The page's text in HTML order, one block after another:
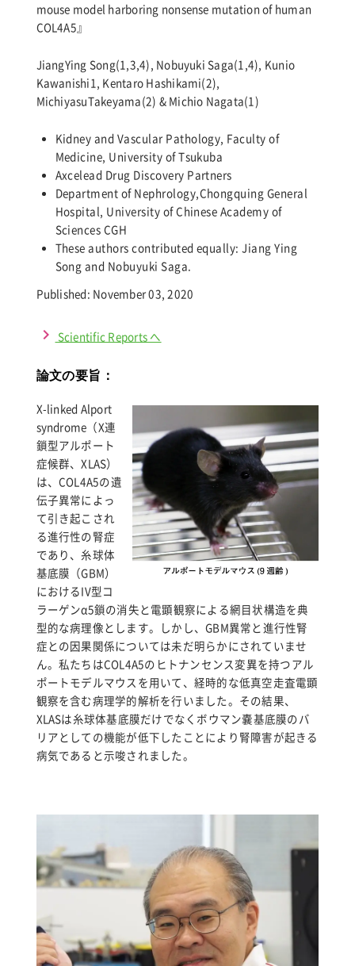
mouse model harboring nonsense mutation of human
COL4A5』
JiangYing Song(1,3,4), Nobuyuki Saga(1,4), Kunio
Kawanishi1, Kentaro Hashikami(2),
MichiyasuTakeyama(2) & Michio Nagata(1)
Kidney and Vascular Pathology, Faculty of
Medicine, University of Tsukuba
Axcelead Drug Discovery Partners
Department of Nephrology,Chongquing General
Hospital, University of Chinese Academy of
Sciences CGH
These authors contributed equally: Jiang Ying
Song and Nobuyuki Saga.
Published: November 03, 2020
navigate_next Scientific Reports へ
論文の要旨：
X-linked Alport
syndrome（X連
鎖型アルポート
症候群、XLAS）
は、COL4A5の遺
伝子異常によっ
て引き起こされ
る進行性の腎症
であり、糸球体
基底膜（GBM）
におけるIV型コ
ラーゲンα5鎖の消失と電顕観察による網目状構造を典
型的な病理像とします。しかし、GBM異常と進行性腎
症との因果関係については未だ明らかにされていませ
ん。私たちはCOL4A5のヒトナンセンス変異を持つアル
ポートモデルマウスを用いて、経時的な低真空走査電顕
観察を含む病理学的解析を行いました。その結果、
XLASは糸球体基底膜だけでなくボウマン嚢基底膜のバ
リアとしての機能が低下したことにより腎障害が起きる
病気であると示唆されました。